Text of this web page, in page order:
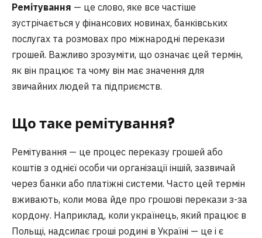
Ремітування — це слово, яке все частіше
зустрічається у фінансових новинах, банківських
послугах та розмовах про міжнародні перекази
грошей. Важливо зрозуміти, що означає цей термін,
як він працює та чому він має значення для
звичайних людей та підприємств.
Що таке ремітування?
Ремітування — це процес переказу грошей або
коштів з однієї особи чи організації іншій, зазвичай
через банки або платіжні системи. Часто цей термін
вживають, коли мова йде про грошові перекази з-за
кордону. Наприклад, коли українець, який працює в
Польщі, надсилає гроші родині в Україні — це і є